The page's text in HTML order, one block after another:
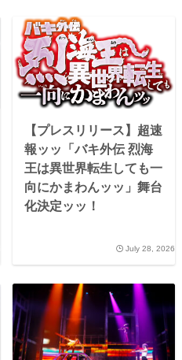
【プレスリリース】超速
報ッッ「バキ外伝 烈海
王は異世界転生しても一
向にかまわんッッ」舞台
化決定ッッ！
July 28, 2026